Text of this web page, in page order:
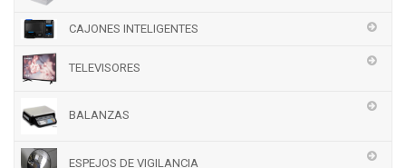
CAJONES INTELIGENTES
TELEVISORES
BALANZAS
ESPEJOS DE VIGILANCIA